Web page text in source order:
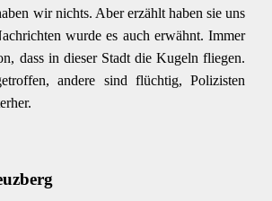
wir nichts. Aber erzählt haben sie uns
wurde es auch erwähnt. Immer
dass in dieser Stadt die Kugeln fliegen.
andere sind flüchtig, Polizisten